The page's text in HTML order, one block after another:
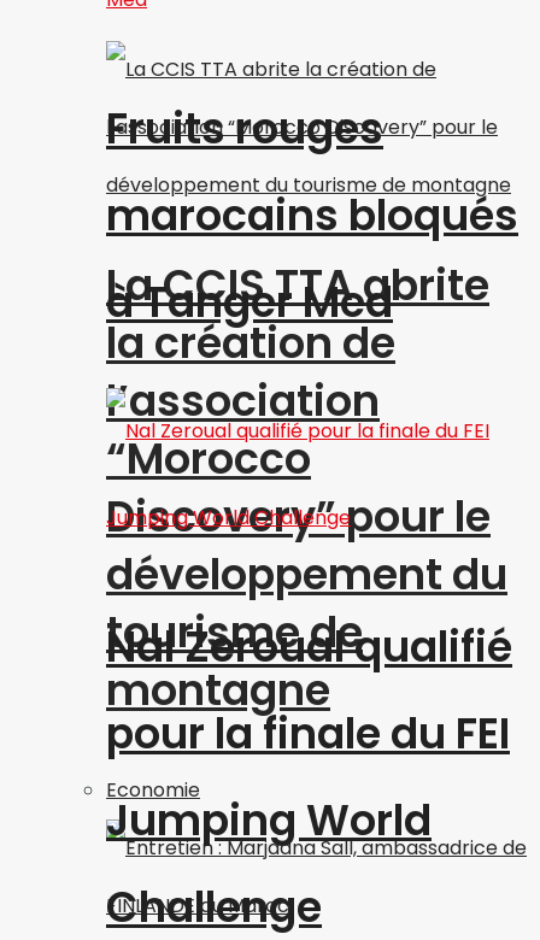
La CCIS TTA abrite
la création de
l’association
“Morocco
Discovery” pour le
développement du
tourisme de
montagne
Economie
Fruits rouges
marocains bloqués
à Tanger Med
Nal Zeroual qualifié
pour la finale du FEI
Jumping World
Challenge